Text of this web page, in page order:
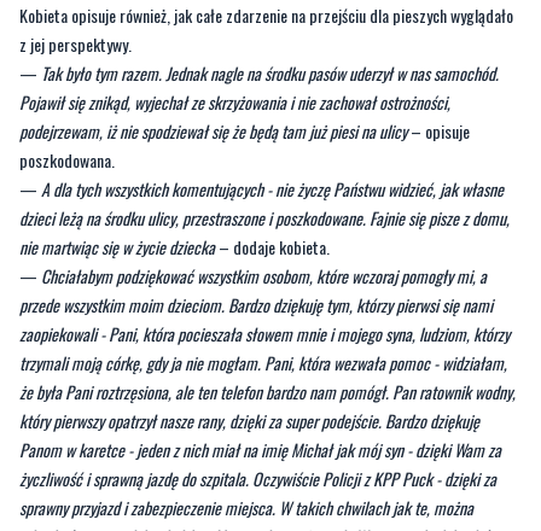
Kobieta opisuje również, jak całe zdarzenie na przejściu dla pieszych wyglądało
z jej perspektywy.
— Tak było tym razem. Jednak nagle na środku pasów uderzył w nas samochód.
Pojawił się znikąd, wyjechał ze skrzyżowania i nie zachował ostrożności,
podejrzewam, iż nie spodziewał się że będą tam już piesi na ulicy– opisuje
poszkodowana.
— A dla tych wszystkich komentujących - nie życzę Państwu widzieć, jak własne
dzieci leżą na środku ulicy, przestraszone i poszkodowane. Fajnie się pisze z domu,
nie martwiąc się w życie dziecka– dodaje kobieta.
— Chciałabym podziękować wszystkim osobom, które wczoraj pomogły mi, a
przede wszystkim moim dzieciom. Bardzo dziękuję tym, którzy pierwsi się nami
zaopiekowali - Pani, która pocieszała słowem mnie i mojego syna, ludziom, którzy
trzymali moją córkę, gdy ja nie mogłam. Pani, która wezwała pomoc - widziałam,
że była Pani roztrzęsiona, ale ten telefon bardzo nam pomógł. Pan ratownik wodny,
który pierwszy opatrzył nasze rany, dzięki za super podejście. Bardzo dziękuję
Panom w karetce - jeden z nich miał na imię Michał jak mój syn - dzięki Wam za
życzliwość i sprawną jazdę do szpitala. Oczywiście Policji z KPP Puck - dzięki za
sprawny przyjazd i zabezpieczenie miejsca. W takich chwilach jak te, można